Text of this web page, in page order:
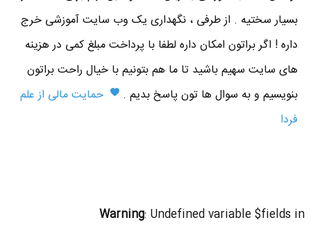
بسیار سختیه . از طرفی ، نگهداری یک وب سایت آموزشی خرج
داره ! اگر براتون امکان داره لطفا با پرداخت مبلغ کمی در هزینه
های سایت سهیم باشید تا ما هم بتونیم با خیال راحت براتون
بنویسیم و به سوال ها تون پاسخ بدیم .
حمایت مالی از علم
فردا
Warning: Undefined variable $fields in